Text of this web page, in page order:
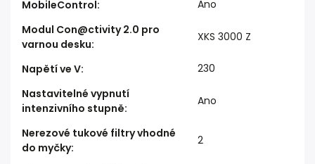
MobileControl:
Ano
Modul Con@ctivity 2.0 pro
varnou desku:
XKS 3000 Z
Napětí ve V:
230
Nastavitelné vypnutí
intenzivního stupně:
Ano
Nerezové tukové filtry vhodné
do myčky:
2